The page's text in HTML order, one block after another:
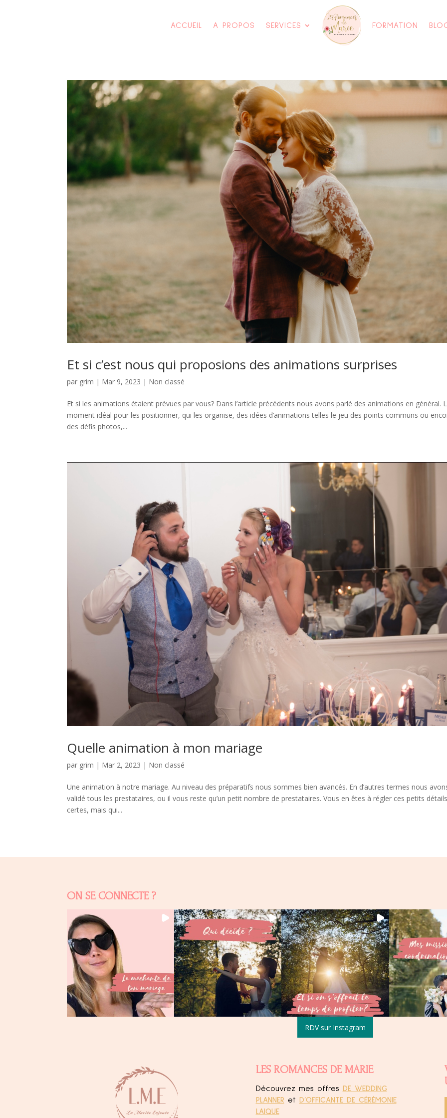
ACCUEIL A PROPOS SERVICES FORMATION
Et si c’est nous qui proposions des animations surprises
par grim | Mar 9, 2023 | Non classé
Et si les animations étaient prévues par vous? Dans l’article précédents nous avons parlé des animations en général.
moment idéal pour les positionner, qui les organise, des idées d’animations telles le jeu des points communs ou
des défis photos,...
Quelle animation à mon mariage
par grim | Mar 2, 2023 | Non classé
Une animation à notre mariage. Au niveau des préparatifs nous sommes bien avancés. En d’autres termes nous
validé tous les prestataires, ou il vous reste qu’un petit nombre de prestataires. Vous en êtes à régler ces petits
certes, mais qui...
ON SE CONNECTE ?
RDV sur Instagram
LES ROMANCES DE MARIE
Découvrez mes offres
DE WEDDING
PLANNER et
D’OFFICANTE DE CÉRÉMONIE
LAIQUE